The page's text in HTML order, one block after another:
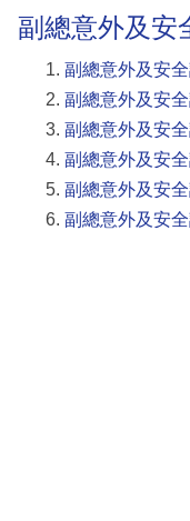
副總意外及安
副總意外及安
副總意外及安
副總意外及安
副總意外及安
副總意外及安
副總意外及安